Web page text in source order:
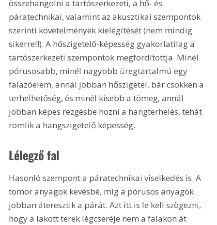
összehangolni a tartószerkezeti, a hő- és
páratechnikai, valamint az akusztikai szempontok
szerinti követelmények kielégítését (nem mindig
sikerrel!). A hőszigetelő-képesség gyakorlatilag a
tartószerkezeti szempontok megfordítottja. Minél
pórusosabb, minél nagyobb üregtartalmú egy
falazóelem, annál jobban hőszigetel, bár csökken a
terhelhetőség, és minél kisebb a tömeg, annál
jobban képes rezgésbe hozni a hangterhelés, tehát
romlik a hangszigetelő képesség.
Lélegző fal
Hasonló szempont a páratechnikai viselkedés is. A
tömör anyagok kevésbé, míg a pórusos anyagok
jobban áteresztik a párát. Azt itt is le kell szögezni,
hogy a lakott terek légcseréje nem a falakon át